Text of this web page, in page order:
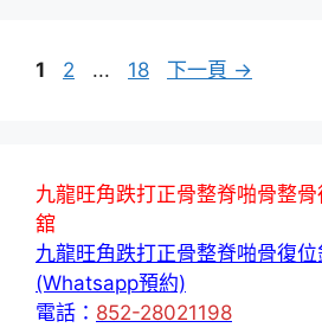
頁
1
頁
2 ...
頁
18 下一頁 →
九龍旺角跌打正骨整脊啪骨整
舘
九龍旺角跌打正骨整脊啪骨復
(Whatsapp預約)
電話： 852-28021198